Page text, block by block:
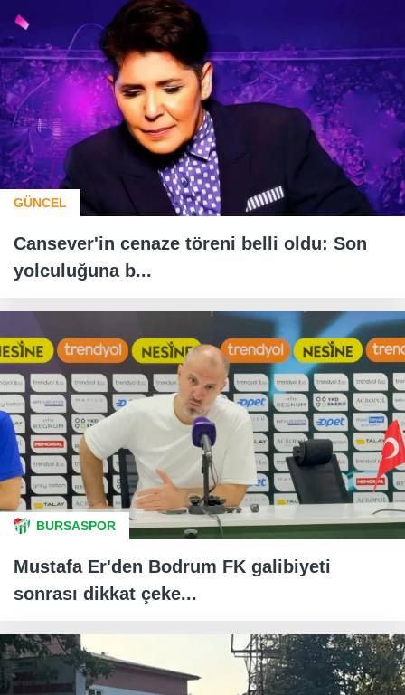
GÜNCEL
Cansever'in cenaze töreni belli oldu: Son
yolculuğuna b...
BURSASPOR
Mustafa Er'den Bodrum FK galibiyeti
sonrası dikkat çeke...